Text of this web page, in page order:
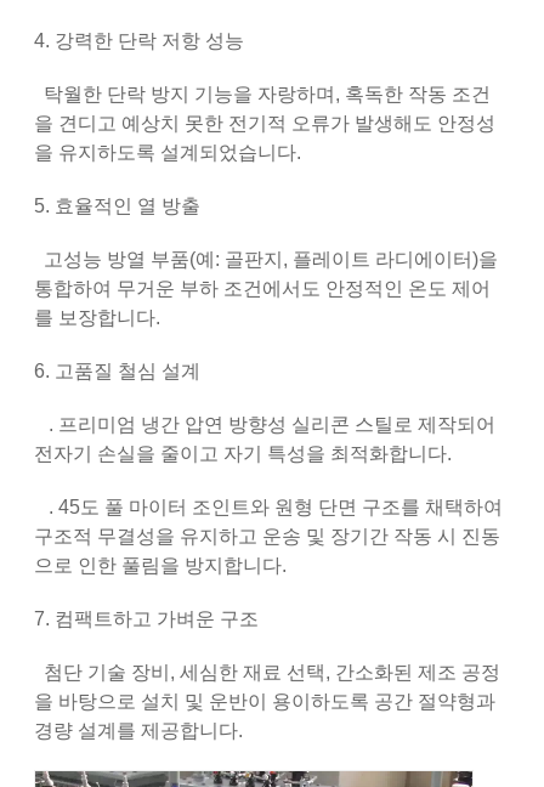
4. 강력한 단락 저항 성능
탁월한 단락 방지 기능을 자랑하며, 혹독한 작동 조건
을 견디고 예상치 못한 전기적 오류가 발생해도 안정성
을 유지하도록 설계되었습니다.
5. 효율적인 열 방출
고성능 방열 부품(예: 골판지, 플레이트 라디에이터)을
통합하여 무거운 부하 조건에서도 안정적인 온도 제어
를 보장합니다.
6. 고품질 철심 설계
. 프리미엄 냉간 압연 방향성 실리콘 스틸로 제작되어
전자기 손실을 줄이고 자기 특성을 최적화합니다.
. 45도 풀 마이터 조인트와 원형 단면 구조를 채택하여
구조적 무결성을 유지하고 운송 및 장기간 작동 시 진동
으로 인한 풀림을 방지합니다.
7. 컴팩트하고 가벼운 구조
첨단 기술 장비, 세심한 재료 선택, 간소화된 제조 공정
을 바탕으로 설치 및 운반이 용이하도록 공간 절약형과
경량 설계를 제공합니다.